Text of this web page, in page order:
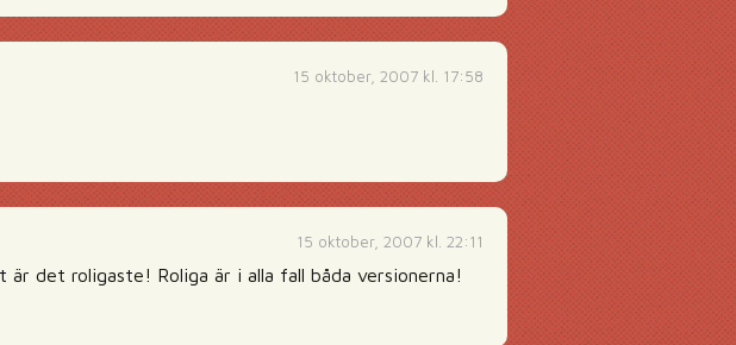
15 oktober, 2007 kl. 17:58
15 oktober, 2007 kl. 22:11
det roligaste! Roliga är i alla fall båda versionerna!